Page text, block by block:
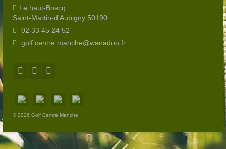
Jeunes
ASGCM
Contact
Réservations
Le haut-Boscq
Saint-Martin-d'Aubigny 50190
02 33 45 24 52
golf.centre.manche@wanadoo.fr
© 2026 Golf Centre Manche